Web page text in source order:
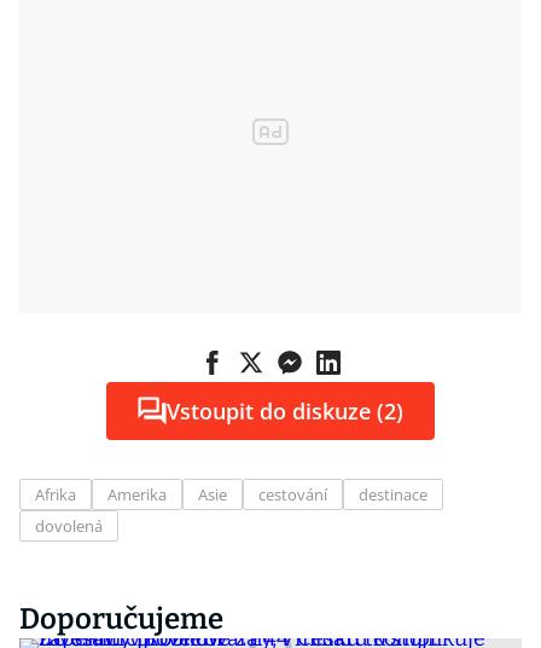
Vstoupit do diskuze (2)
Afrika Amerika Asie cestování
destinace
dovolená
Doporučujeme